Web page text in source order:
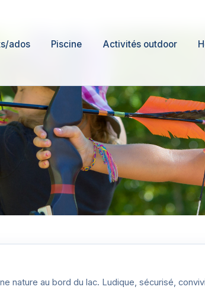
ados Piscine Activités outdoor
nature au bord du lac. Ludique, sécurisé,